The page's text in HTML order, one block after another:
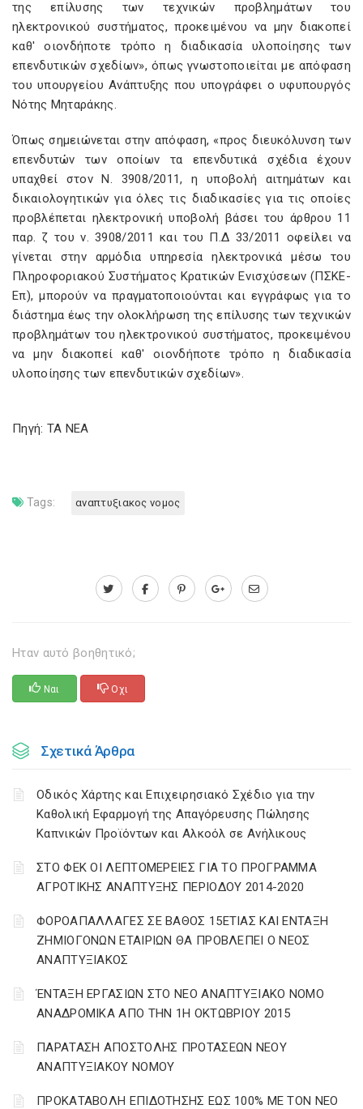
της επίλυσης των τεχνικών προβλημάτων του
ηλεκτρονικού συστήματος, προκειμένου να μην διακοπεί
καθ' οιονδήποτε τρόπο η διαδικασία υλοποίησης των
επενδυτικών σχεδίων», όπως γνωστοποιείται με απόφαση
του υπουργείου Ανάπτυξης που υπογράφει ο υφυπουργός
Nότης Μηταράκης.
Όπως σημειώνεται στην απόφαση, «προς διευκόλυνση των
επενδυτών των οποίων τα επενδυτικά σχέδια έχουν
υπαχθεί στον Ν. 3908/2011, η υποβολή αιτημάτων και
δικαιολογητικών για όλες τις διαδικασίες για τις οποίες
προβλέπεται ηλεκτρονική υποβολή βάσει του άρθρου 11
παρ. ζ του ν. 3908/2011 και του Π.Δ 33/2011 οφείλει να
γίνεται στην αρμόδια υπηρεσία ηλεκτρονικά μέσω του
Πληροφοριακού Συστήματος Κρατικών Ενισχύσεων (ΠΣΚΕ-
Επ), μπορούν να πραγματοποιούνται και εγγράφως για το
διάστημα έως την ολοκλήρωση της επίλυσης των τεχνικών
προβλημάτων του ηλεκτρονικού συστήματος, προκειμένου
να μην διακοπεί καθ' οιονδήποτε τρόπο η διαδικασία
υλοποίησης των επενδυτικών σχεδίων».
Πηγή: TA NEA
Tags: αναπτυξιακος νομος
Ηταν αυτό βοηθητικό;
Ναι Οχι
Σχετικά Άρθρα
Οδικός Χάρτης και Επιχειρησιακό Σχέδιο για την
Καθολική Εφαρμογή της Απαγόρευσης Πώλησης
Καπνικών Προϊόντων και Αλκοόλ σε Ανήλικους
ΣΤΟ ΦΕΚ ΟΙ ΛΕΠΤΟΜΕΡΕΙΕΣ ΓΙΑ ΤΟ ΠΡΟΓΡΑΜΜΑ
ΑΓΡΟΤΙΚΗΣ ΑΝΑΠΤΥΞΗΣ ΠΕΡΙΟΔΟΥ 2014-2020
ΦΟΡΟΑΠΑΛΛΑΓΕΣ ΣΕ ΒΑΘΟΣ 15ΕΤΙΑΣ ΚΑΙ ΕΝΤΑΞΗ
ΖΗΜΙΟΓΟΝΩΝ ΕΤΑΙΡΙΩΝ ΘΑ ΠΡΟΒΛΕΠΕΙ Ο ΝΕΟΣ
ΑΝΑΠΤΥΞΙΑΚΟΣ
ΈΝΤΑΞΗ ΕΡΓΑΣΙΩΝ ΣΤΟ ΝΕΟ ΑΝΑΠΤΥΞΙΑΚΟ ΝΟΜΟ
ΑΝΑΔΡΟΜΙΚΑ ΑΠΟ ΤΗΝ 1Η ΟΚΤΩΒΡΙΟΥ 2015
ΠΑΡΑΤΑΣΗ ΑΠΟΣΤΟΛΗΣ ΠΡΟΤΑΣΕΩΝ ΝΕΟΥ
ΑΝΑΠΤΥΞΙΑΚΟΥ ΝΟΜΟΥ
ΠΡΟΚΑΤΑΒΟΛΗ ΕΠΙΔΟΤΗΣΗΣ ΕΩΣ 100% ΜΕ ΤΟΝ ΝΕΟ